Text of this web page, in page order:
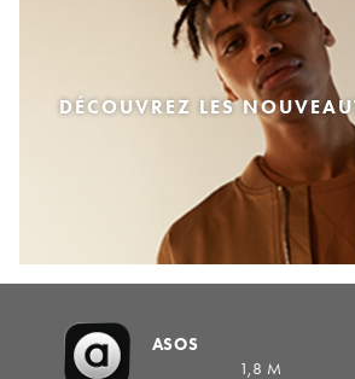
DÉCOUVREZ LES
ASOS
1,8 M